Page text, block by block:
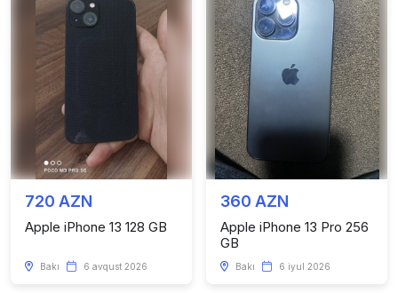
720 AZN
Apple iPhone 13 128 GB
Bakı 6 avqust 2026
360 AZN
Apple iPhone 13 Pro 256
GB
Bakı 6 iyul 2026